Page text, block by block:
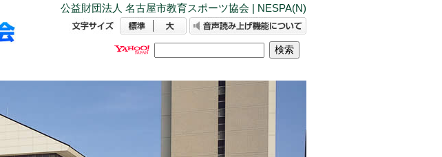
公益財団法人 名古屋市教育スポーツ協会 | NESPA(N)